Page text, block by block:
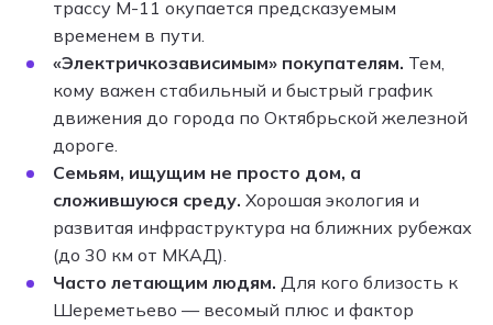
трассу М-11 окупается предсказуемым
временем в пути.
«Электричкозависимым» покупателям. Тем,
кому важен стабильный и быстрый график
движения до города по Октябрьской железной
дороге.
Семьям, ищущим не просто дом, а
сложившуюся среду. Хорошая экология и
развитая инфраструктура на ближних рубежах
(до 30 км от МКАД).
Часто летающим людям. Для кого близость к
Шереметьево — весомый плюс и фактор